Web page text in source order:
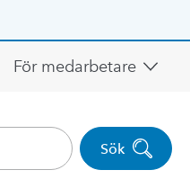
För medarbetare
Sök